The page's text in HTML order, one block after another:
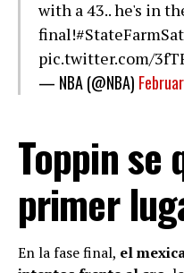
with a 43.. he's in
final!
pic.twitter.com/
— NBA (@NBA)
Toppin se
primer
En la fase final, el